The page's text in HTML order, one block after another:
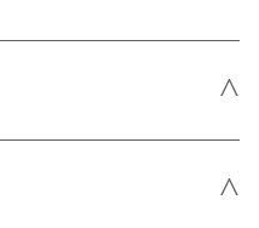
˄
˄